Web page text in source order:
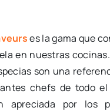
es la gama que
en nuestras
son una
chefs de todo
apreciada por los